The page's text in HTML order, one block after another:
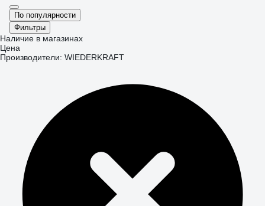
По популярности
Фильтры
Наличие в магазинах
Цена
Производители: WIEDERKRAFT